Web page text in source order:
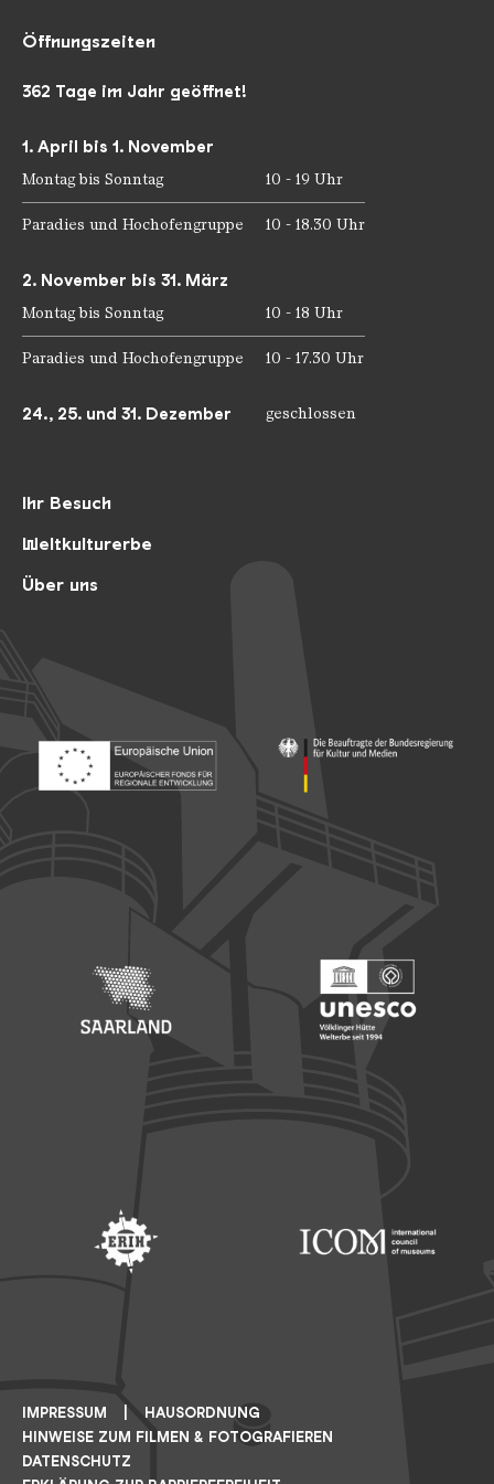
Ihr Besuch
Weltkulturerbe
Über uns
Öffnungszeiten
362 Tage im Jahr geöffnet!
1. April bis 1. November
Montag bis Sonntag 10 - 19 Uhr
Paradies und Hochofengruppe 10 - 18.30 Uhr
2. November bis 31. März
Montag bis Sonntag 10 - 18 Uhr
Paradies und Hochofengruppe 10 - 17.30 Uhr
24., 25. und 31. Dezember geschlossen
IMPRESSUM
HAUSORDNUNG
HINWEISE ZUM FILMEN & FOTOGRAFIEREN
DATENSCHUTZ